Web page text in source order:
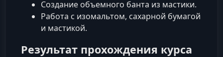
Создание объемного банта из мастики.
Работа с изомальтом, сахарной бумагой
и мастикой.
Результат прохождения курса